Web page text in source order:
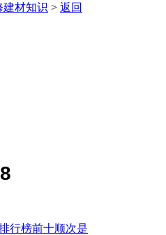
建材知识 > 返回
行榜前十顺次是